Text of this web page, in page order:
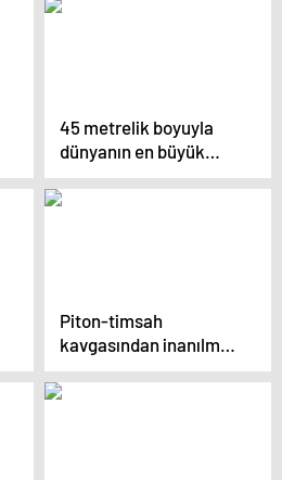
45 metrelik boyuyla
dünyanın en büyük
canlısı, canlı olarak
bulundu!
Piton-timsah
kavgasından inanılmaz
görüntüler